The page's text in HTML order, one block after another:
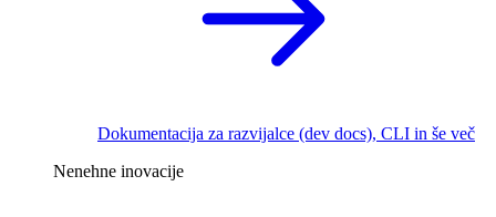
Dokumentacija za razvijalce (dev docs), CLI in še več
Nenehne inovacije